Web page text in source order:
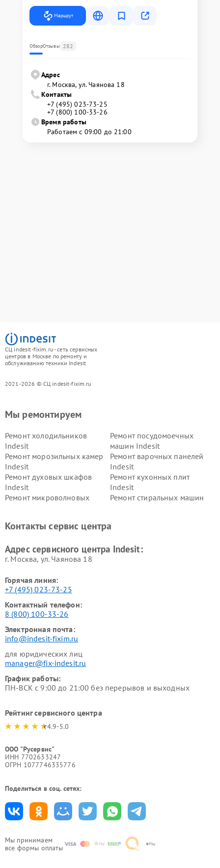
Маршрут
ОбзорОтзывы 282
Адрес
г. Москва, ул. Чаянова 18
Контакты
+7 (495) 023-73-25
+7 (800) 100-33-26
Время работы
Работаем с 09:00 до 21:00
СЦ indesit-fixim.ru - сеть сервисных
центров в Москве по ремонту и
обслуживанию техники Indesit
2021-2026 © СЦ indesit-fixim.ru
Мы принимаем
все формы оплаты
Мы ремонтируем
Ремонт холодильников
Indesit
Ремонт посудомоечных
машин Indesit
Ремонт морозильных камер
Indesit
Ремонт варочных панелей
Indesit
Ремонт духовых шкафов
Indesit
Ремонт кухонных плит
Indesit
Ремонт микроволновых
Ремонт стиральных машин
Indesit
Indesit
Контакты сервис центра
Адрес сервисного центра Indesit:
г. Москва, ул. Чаянова 18
Горячая линия:
+7 (495) 023-73-25
Контактный телефон:
8 (800) 100-33-26
Электронная почта:
info@indesit-fixim.ru
для юридических лиц
manager@fix-indesit.ru
График работы:
ПН-ВСК с 9:00 до 21:00 без перерывов и выходных
Рейтинг сервисного центра
4.9-5.0
ООО "Русервис"
ИНН 7702633247
ОГРН 1077746335776
Поделиться в соц. сетях: